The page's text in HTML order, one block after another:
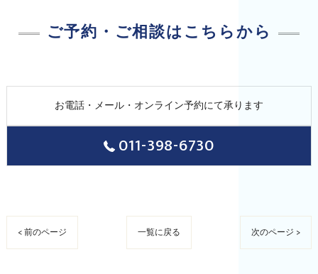
ご予約・ご相談はこちらから
お電話・メール・オンライン予約にて承ります
011-398-6730
< 前のページ 一覧に戻る 次のページ >